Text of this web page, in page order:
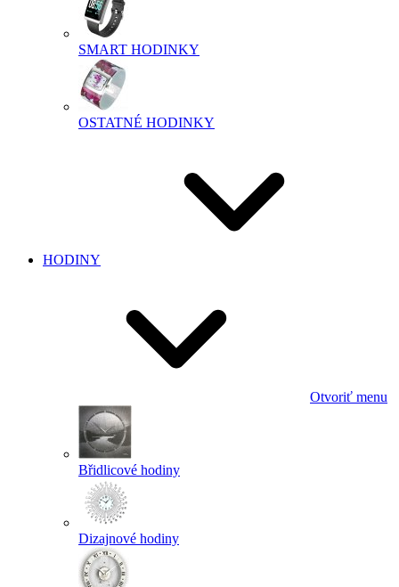
SMART HODINKY
OSTATNÉ HODINKY
HODINY
Otvoriť menu
Břidlicové hodiny
Dizajnové hodiny